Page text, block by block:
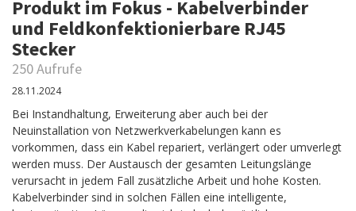
Produkt im Fokus - Kabelverbinder
und Feldkonfektionierbare RJ45
Stecker
250 Aufrufe
28.11.2024
Bei Instandhaltung, Erweiterung aber auch bei der
Neuinstallation von Netzwerkverkabelungen kann es
vorkommen, dass ein Kabel repariert, verlängert oder umverlegt
werden muss. Der Austausch der gesamten Leitungslänge
verursacht in jedem Fall zusätzliche Arbeit und hohe Kosten.
Kabelverbinder sind in solchen Fällen eine intelligente,